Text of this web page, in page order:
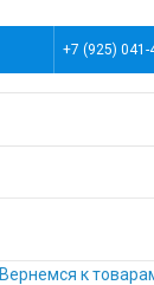
+7 (925) 041-
Вернемся к